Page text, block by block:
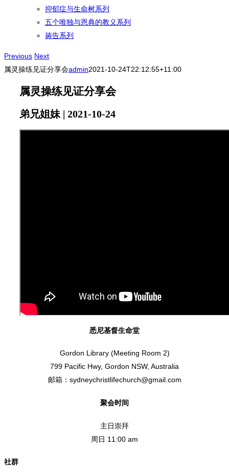
抑郁症与生命树系列
五个唯独与恩典的教义系列
祷告系列
Previous Next
属灵操练见证分享会admin2021-10-24T22:12:55+11:00
属灵操练见证分享会
弟兄姐妹 | 2021-10-24
悉尼基督生命堂
Gordon Library (Meeting Room 2)
799 Pacific Hwy, Gordon NSW, Australia
邮箱：sydneychristlifechurch@gmail.com
聚会时间
主日崇拜
周日 11:00 am
社群